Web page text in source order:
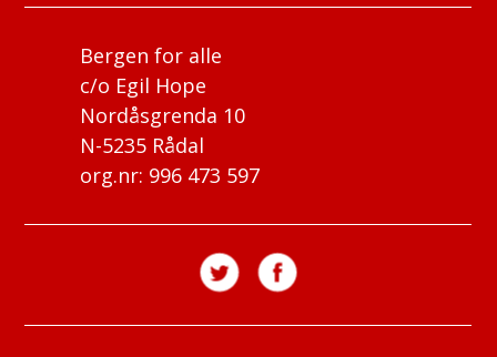
Bergen for alle
c/o Egil Hope
Nordåsgrenda 10
N-5235 Rådal
org.nr: 996 473 597